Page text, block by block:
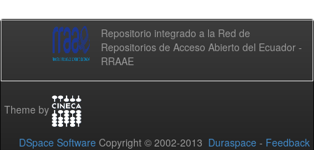
Repositorio integrado a la Red de
Repositorios de Acceso Abierto del Ecuador -
RRAAE
Theme by
DSpace Software Copyright © 2002-2013 Duraspace - Feedback